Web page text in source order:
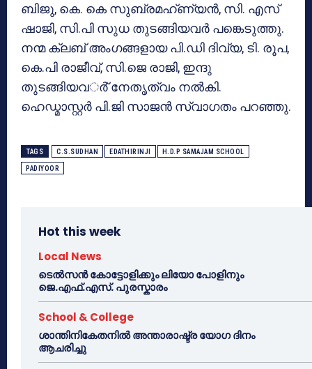
ബിജു, കെ. കെ സുബ്രമഹ്ണ്യന്‍, സി. എസ്
ഷാജി, സി.പി സുധ തുടങ്ങിയവര്‍ പങ്കെടുത്തു.
നന്മ ക്ലബ് അംഗങ്ങളായ പി.ഡി ദിവ്യ, ടി. രൂപ,
കെ.പി രാജീവ്, സി.ജെ രാജി, ഇന്ദു
തുടങ്ങിയവര്‍് നേതൃത്വം നല്‍കി.
ഹെഡ്മാസ്റ്റര്‍ പി.ജി സാജന്‍ സ്വാഗതം പറഞ്ഞു.
TAGS C.S.SUDHAN EDATHIRINJI H.D.P SAMAJAM SCHOOL
PADIYOOR
Hot this week
Local News
ടെൽസൻ കോട്ടോളിക്കും ലിയോ പോളിനും
ജെ.എഫ്.എസ്. പുരസ്കാരം
School & College
ശാന്തിനികേതനിൽ അന്താരാഷ്ട്ര യോഗ ദിനം
ആചരിച്ചു